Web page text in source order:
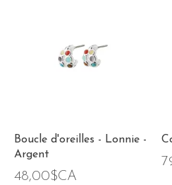
Boucle d'oreilles - Lonnie -
Argent
48,00$CA